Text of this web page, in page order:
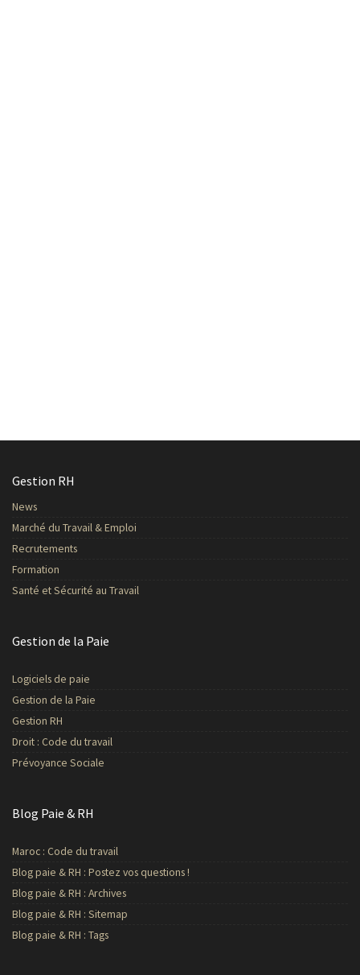
Gestion RH
News
Marché du Travail & Emploi
Recrutements
Formation
Santé et Sécurité au Travail
Gestion de la Paie
Logiciels de paie
Gestion de la Paie
Gestion RH
Droit : Code du travail
Prévoyance Sociale
Blog Paie & RH
Maroc : Code du travail
Blog paie & RH : Postez vos questions !
Blog paie & RH : Archives
Blog paie & RH : Sitemap
Blog paie & RH : Tags